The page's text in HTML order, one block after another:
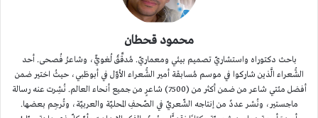
محمود قحطان
باحث دكتوراه واستشاريّ تصميم بيئي ومعماريّ. مُدقِّقٌ لُغويٌّ، وشاعرُ فُصحى. أحد
الشُّعراء الَّذين شاركوا في موسم مُسابقة أمير الشُّعراء الأوّل في أبوظبي، حيثُ اختير ضمن
أفضل مئتي شاعر من ضمن أكثر من (7500) شاعرٍ من جميع أنحاء العالم. نُشِرت عنه رسالة
ماجستير، ونُشر عددٌ من إنتاجه الشّعريّ في الصّحفِ المحليّة والعربيّة، وتُرجِم بعضها.